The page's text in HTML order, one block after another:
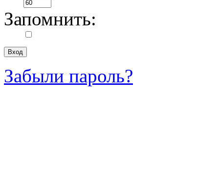
Запомнить:
Забыли пароль?